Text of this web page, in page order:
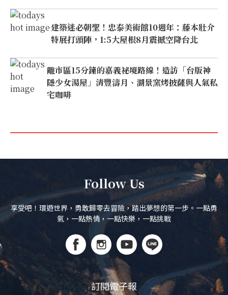
建築迷必朝聖！忠泰美術館10週年：藤本壯介
特展打頭陣，1:5大屋根8月震撼空降台北
離市區15分鐘的嘉義祕境路線！造訪「台版神
隱少女湯屋」清豐濤月、湖景窯烤披薩與人氣私
宅咖啡
Follow Us
享受吧！環遊世界，勇敢歸零去冒險，踏出夢想的第一步。一點勇
氣，一點熱情，一點快樂，一點挑戰
訂閱電子報